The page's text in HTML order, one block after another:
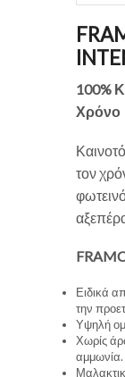
100%
Χρόνο
τον
Ειδικά
την
Υψηλή
Χωρίς
αμμωνία.